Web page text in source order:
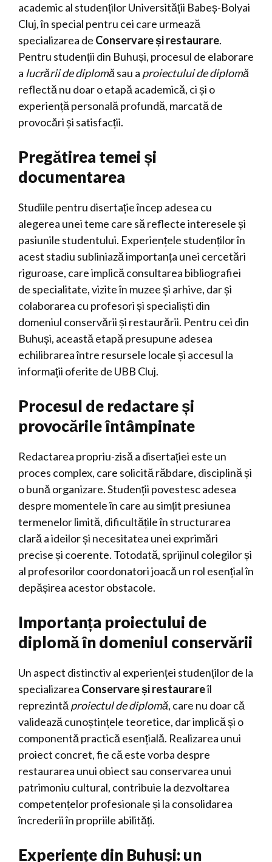
academic al studenților Universității Babeș-Bolyai
Cluj, în special pentru cei care urmează
specializarea de Conservare și restaurare.
Pentru studenții din Buhuși, procesul de elaborare
a lucrării de diplomă sau a proiectului de diplomă
reflectă nu doar o etapă academică, ci și o
experiență personală profundă, marcată de
provocări și satisfacții.
Pregătirea temei și
documentarea
Studiile pentru disertație încep adesea cu
alegerea unei teme care să reflecte interesele și
pasiunile studentului. Experiențele studenților în
acest stadiu subliniază importanța unei cercetări
riguroase, care implică consultarea bibliografiei
de specialitate, vizite în muzee și arhive, dar și
colaborarea cu profesori și specialiști din
domeniul conservării și restaurării. Pentru cei din
Buhuși, această etapă presupune adesea
echilibrarea între resursele locale și accesul la
informații oferite de UBB Cluj.
Procesul de redactare și
provocările întâmpinate
Redactarea propriu-zisă a disertației este un
proces complex, care solicită răbdare, disciplină și
o bună organizare. Studenții povestesc adesea
despre momentele în care au simțit presiunea
termenelor limită, dificultățile în structurarea
clară a ideilor și necesitatea unei exprimări
precise și coerente. Totodată, sprijinul colegilor și
al profesorilor coordonatori joacă un rol esențial în
depășirea acestor obstacole.
Importanța proiectului de
diplomă în domeniul conservării
Un aspect distinctiv al experienței studenților de la
specializarea Conservare și restaurareîl
reprezintăproiectul de diplomă, care nu doar că
validează cunoștințele teoretice, dar implică și o
componentă practică esențială. Realizarea unui
proiect concret, fie că este vorba despre
restaurarea unui obiect sau conservarea unui
patrimoniu cultural, contribuie la dezvoltarea
competențelor profesionale și la consolidarea
încrederii în propriile abilități.
Experiențe din Buhuși: un